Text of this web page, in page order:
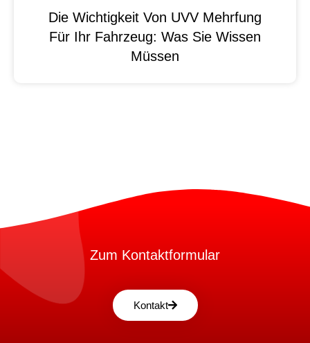
Die Wichtigkeit Von UVV Mehrfung
Für Ihr Fahrzeug: Was Sie Wissen
Müssen
Zum Kontaktformular
Kontakt